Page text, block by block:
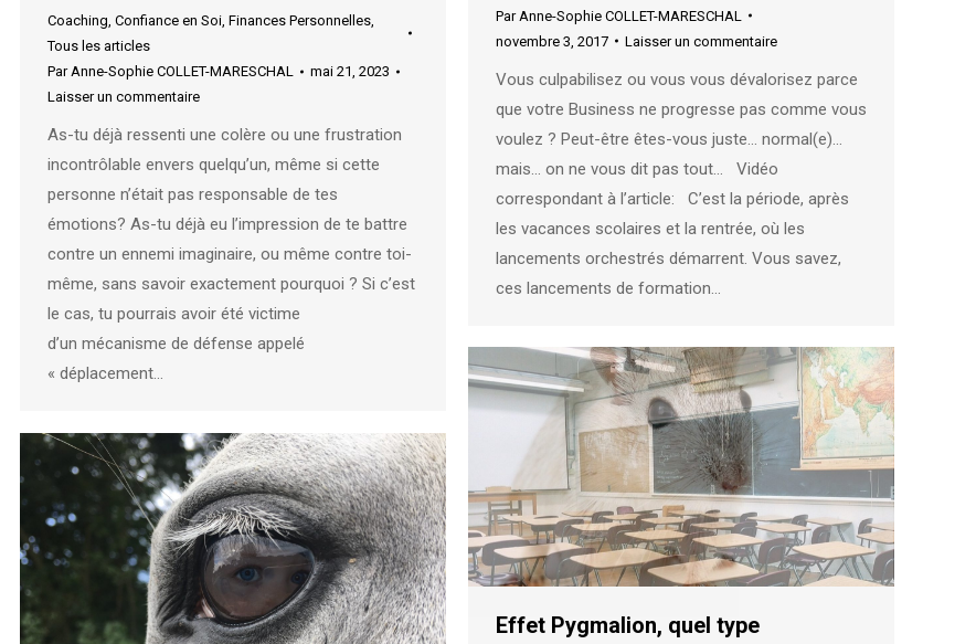
Coaching, Confiance en Soi, Finances Personnelles,
Tous les articles
ParAnne-Sophie COLLET-MARESCHAL
mai 21, 2023
Laisser un commentaire
As-tu déjà ressenti une colère ou une frustration
incontrôlable envers quelqu’un, même si cette
personne n’était pas responsable de tes
émotions? As-tu déjà eu l’impression de te battre
contre un ennemi imaginaire, ou même contre toi-
même, sans savoir exactement pourquoi ? Si c’est
le cas, tu pourrais avoir été victime
d’un mécanisme de défense appelé
« déplacement…
Par Anne-Sophie COLLET-MARESCHAL
novembre 3, 2017
Laisser un commentaire
Vous culpabilisez ou vous vous dévalorisez parce
que votre Business ne progresse pas comme vous
voulez ? Peut-être êtes-vous juste… normal(e)…
mais… on ne vous dit pas tout… Vidéo
correspondant à l’article: C’est la période, après
les vacances scolaires et la rentrée, où les
lancements orchestrés démarrent. Vous savez,
ces lancements de formation…
Effet Pygmalion, quel type